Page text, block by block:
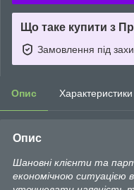
Що таке купити з
Замовлення під
Опис Характеристики
Опис
Шановні клієнти та
економічною ситуацією